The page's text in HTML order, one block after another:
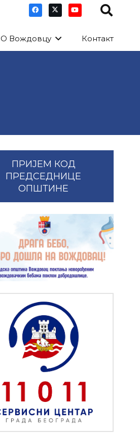
О Вождовцу Контакт
ПРИЈЕМ КОД
ПРЕДСЕДНИЦЕ
ОПШТИНЕ